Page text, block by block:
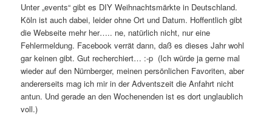
Unter „events“ gibt es DIY Weihnachtsmärkte in Deutschland.
Köln ist auch dabei, leider ohne Ort und Datum. Hoffentlich gibt
die Webseite mehr her….. ne, natürlich nicht, nur eine
Fehlermeldung. Facebook verrät dann, daß es dieses Jahr wohl
gar keinen gibt. Gut recherchiert… :-p (Ich würde ja gerne mal
wieder auf den Nürnberger, meinen persönlichen Favoriten, aber
andererseits mag ich mir in der Adventszeit die Anfahrt nicht
antun. Und gerade an den Wochenenden ist es dort unglaublich
voll.)